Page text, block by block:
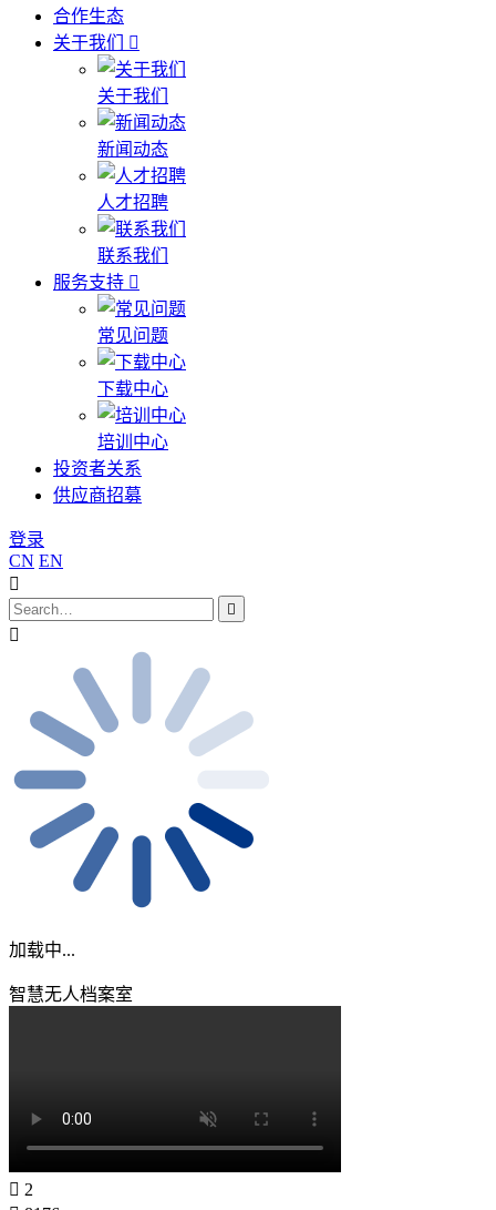
合作生态
关于我们
关于我们
新闻动态
人才招聘
联系我们
服务支持
常见问题
下载中心
培训中心
投资者关系
供应商招募
登录
CN EN
加载中...
智慧无人档案室
2